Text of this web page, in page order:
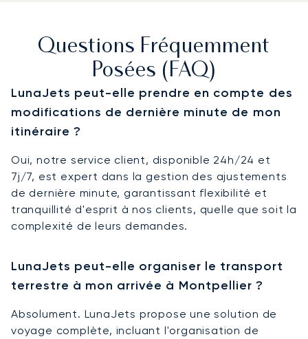
Questions Fréquemment
Posées (FAQ)
LunaJets peut-elle prendre en compte des
modifications de dernière minute de mon
itinéraire ?
Oui, notre service client, disponible 24h/24 et
7j/7, est expert dans la gestion des ajustements
de dernière minute, garantissant flexibilité et
tranquillité d'esprit à nos clients, quelle que soit la
complexité de leurs demandes.
LunaJets peut-elle organiser le transport
terrestre à mon arrivée à Montpellier ?
Absolument. LunaJets propose une solution de
voyage complète, incluant l'organisation de